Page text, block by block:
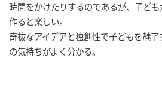
時間をかけたりするのであるが、子ど
作ると楽しい。
奇抜なアイデアと独創性で子どもを魅
の気持ちがよく分かる。